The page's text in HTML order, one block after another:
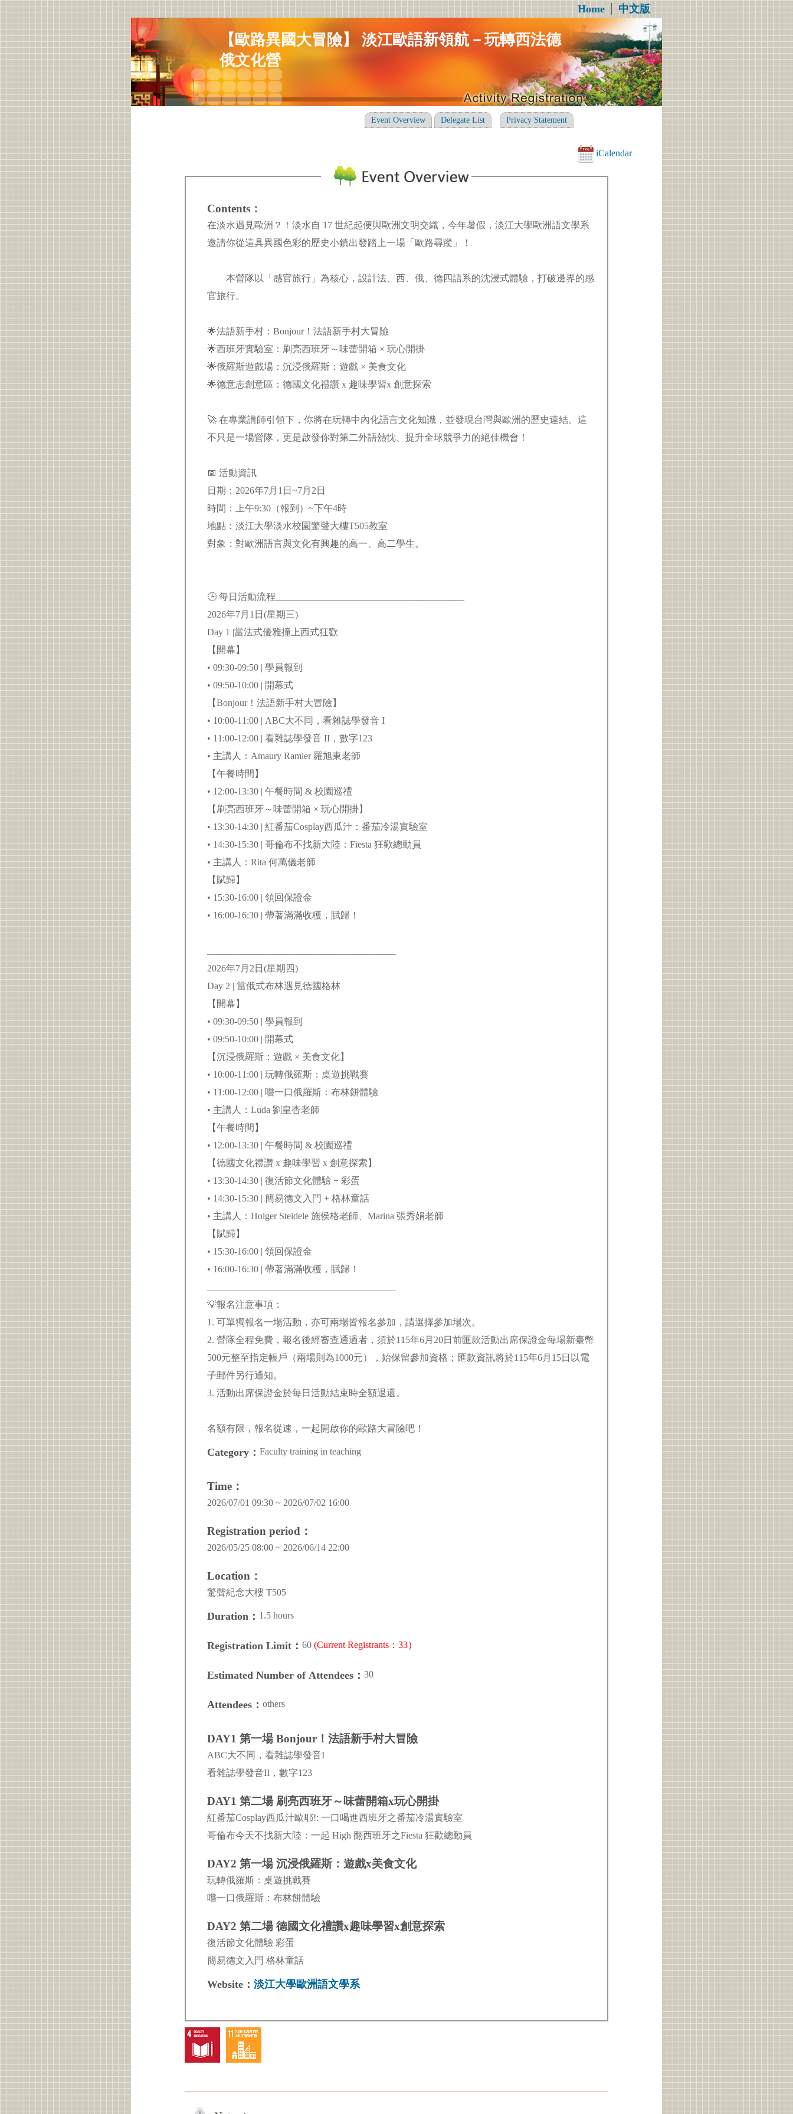
Home│中文版
【歐路異國大冒險】 淡江歐語新領航－玩轉西法德
俄文化營
Event Overview Delegate List Privacy Statement
iCalendar
Contents：
在淡水遇見歐洲？！淡水自 17 世紀起便與歐洲文明交織，今年暑假，淡江大學歐洲語文學系
邀請你從這具異國色彩的歷史小鎮出發踏上一場「歐路尋蹤」！
本營隊以「感官旅行」為核心，設計法、西、俄、德四語系的沈浸式體驗，打破邊界的感
官旅行。
🌟法語新手村：Bonjour！法語新手村大冒險
🌟西班牙實驗室：刷亮西班牙～味蕾開箱 × 玩心開掛
🌟俄羅斯遊戲場：沉浸俄羅斯：遊戲 × 美食文化
🌟德意志創意區：德國文化禮讚 x 趣味學習x 創意探索
🚀 在專業講師引領下，你將在玩轉中內化語言文化知識，並發現台灣與歐洲的歷史連結。這
不只是一場營隊，更是啟發你對第二外語熱忱、提升全球競爭力的絕佳機會！
📅 活動資訊
日期：2026年7月1日~7月2日
時間：上午9:30（報到）~下午4時
地點：淡江大學淡水校園驚聲大樓T505教室
對象：對歐洲語言與文化有興趣的高一、高二學生。
🕒 每日活動流程________________________________________
2026年7月1日(星期三)
Day 1 |當法式優雅撞上西式狂歡
【開幕】
• 09:30-09:50 | 學員報到
• 09:50-10:00 | 開幕式
【Bonjour！法語新手村大冒險】
• 10:00-11:00 | ABC大不同，看雜誌學發音 I
• 11:00-12:00 | 看雜誌學發音 II，數字123
• 主講人：Amaury Ramier 羅旭東老師
【午餐時間】
• 12:00-13:30 | 午餐時間 & 校園巡禮
【刷亮西班牙～味蕾開箱 × 玩心開掛】
• 13:30-14:30 | 紅番茄Cosplay西瓜汁：番茄冷湯實驗室
• 14:30-15:30 | 哥倫布不找新大陸：Fiesta 狂歡總動員
• 主講人：Rita 何萬儀老師
【賦歸】
• 15:30-16:00 | 領回保證金
• 16:00-16:30 | 帶著滿滿收穫，賦歸！
2026年7月2日(星期四)
Day 2 | 當俄式布林遇見德國格林
【開幕】
• 09:30-09:50 | 學員報到
• 09:50-10:00 | 開幕式
【沉浸俄羅斯：遊戲 × 美食文化】
• 10:00-11:00 | 玩轉俄羅斯：桌遊挑戰賽
• 11:00-12:00 | 嚐一口俄羅斯：布林餅體驗
• 主講人：Luda 劉皇杏老師
【午餐時間】
• 12:00-13:30 | 午餐時間 & 校園巡禮
【德國文化禮讚 x 趣味學習 x 創意探索】
• 13:30-14:30 | 復活節文化體驗 + 彩蛋
• 14:30-15:30 | 簡易德文入門 + 格林童話
• 主講人：Holger Steidele 施侯格老師、Marina 張秀娟老師
【賦歸】
• 15:30-16:00 | 領回保證金
• 16:00-16:30 | 帶著滿滿收穫，賦歸！
💡報名注意事項：
1. 可單獨報名一場活動，亦可兩場皆報名參加，請選擇參加場次。
2. 營隊全程免費，報名後經審查通過者，須於115年6月20日前匯款活動出席保證金每場新臺幣
500元整至指定帳戶（兩場則為1000元），始保留參加資格；匯款資訊將於115年6月15日以電
子郵件另行通知。
3. 活動出席保證金於每日活動結束時全額退還。
名額有限，報名從速，一起開啟你的歐路大冒險吧！
Category： Faculty training in teaching
Time：
2026/07/01 09:30 ~ 2026/07/02 16:00
Registration period：
2026/05/25 08:00 ~ 2026/06/14 22:00
Location：
驚聲紀念大樓 T505
Duration： 1.5 hours
Registration Limit： 60 (Current Registrants：33）
Estimated Number of Attendees： 30
Attendees： others
DAY1 第一場 Bonjour！法語新手村大冒險
ABC大不同，看雜誌學發音I
看雜誌學發音II，數字123
DAY1 第二場 刷亮西班牙～味蕾開箱x玩心開掛
紅番茄Cosplay西瓜汁歐耶!: 一口喝進西班牙之番茄冷湯實驗室
哥倫布今天不找新大陸：一起 High 翻西班牙之Fiesta 狂歡總動員
DAY2 第一場 沉浸俄羅斯：遊戲x美食文化
玩轉俄羅斯：桌遊挑戰賽
嚐一口俄羅斯：布林餅體驗
DAY2 第二場 德國文化禮讚x趣味學習x創意探索
復活節文化體驗 彩蛋
簡易德文入門 格林童話
Website： 淡江大學歐洲語文學系